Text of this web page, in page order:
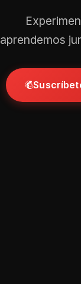
aprendemos